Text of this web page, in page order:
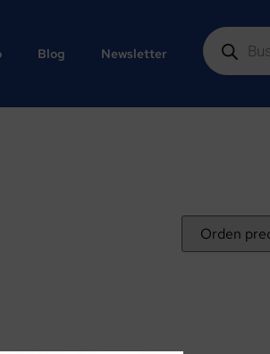
Blog Newsletter